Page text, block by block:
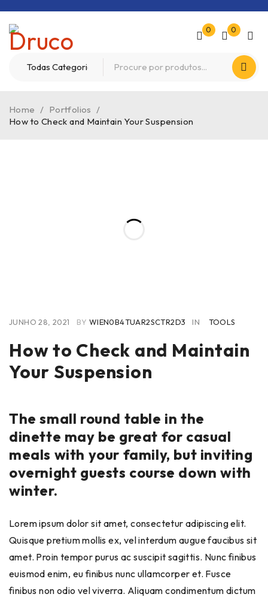
0 0
Home / Portfolios /
How to Check and Maintain Your Suspension
JUNHO 28, 2021 BY WIEN0B4TUAR2SCTR2D3 IN TOOLS
How to Check and Maintain
Your Suspension
The small round table in the
dinette may be great for casual
meals with your family, but inviting
overnight guests course down with
winter.
Lorem ipsum dolor sit amet, consectetur adipiscing elit.
Quisque pretium mollis ex, vel interdum augue faucibus sit
amet. Proin tempor purus ac suscipit sagittis. Nunc finibus
euismod enim, eu finibus nunc ullamcorper et. Fusce
finibus non odio vel viverra. Aliquam condimentum dictum